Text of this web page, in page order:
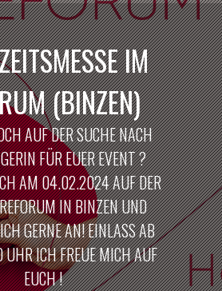
IM
(BINZEN)
AUF DER SUCHE NACH
FÜR EUER EVENT ?
AM 04.02.2024 AUF DER
IN BINZEN UND
GERNE AN! EINLASS AB
ICH FREUE MICH AUF
EUCH !